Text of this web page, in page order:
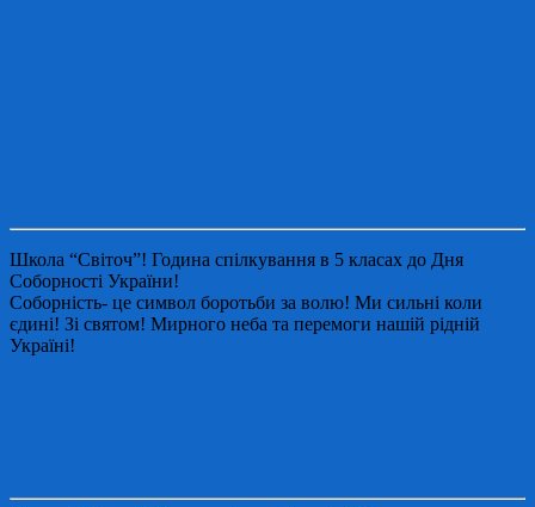
Школа “Світоч”! Година спілкування в 5 класах до Дня
Соборності України!
Соборність- це символ боротьби за волю! Ми сильні коли
єдині! Зі святом! Мирного неба та перемоги нашій рідній
Україні!